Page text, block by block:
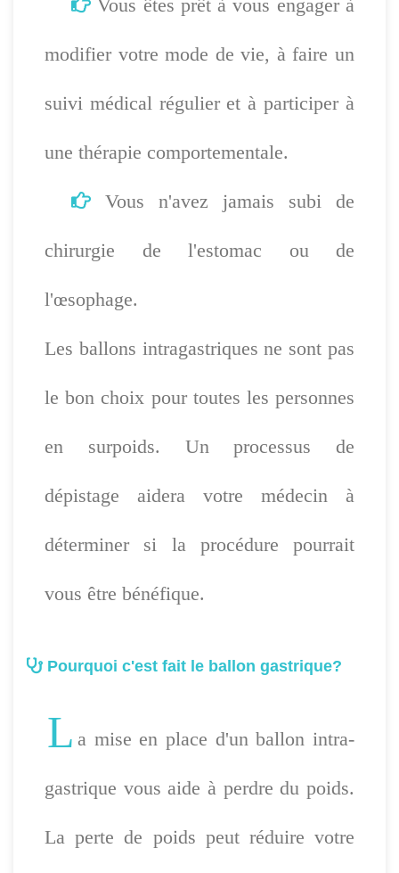
Vous êtes prêt à vous engager à
modifier votre mode de vie, à faire un
suivi médical régulier et à participer à
une thérapie comportementale.
Vous n'avez jamais subi de
chirurgie de l'estomac ou de
l'œsophage.
Les ballons intragastriques ne sont pas
le bon choix pour toutes les personnes
en surpoids. Un processus de
dépistage aidera votre médecin à
déterminer si la procédure pourrait
vous être bénéfique.
Pourquoi c'est fait le ballon gastrique?
L a mise en place d'un ballon intra-
gastrique vous aide à perdre du poids.
La perte de poids peut réduire votre